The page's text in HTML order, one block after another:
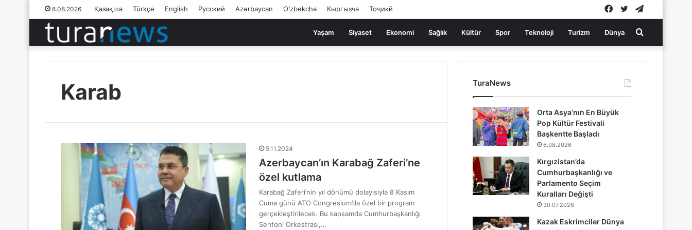
8.08.2026 Қазақша Türkçe English Русский Azərbaycan Oʻzbekcha Кыргызча Тоҷикӣ Twitter
Facebook
Yaşam Siyaset Ekonomi Sağlık Kültür Spor Teknoloji Turizm Dünya Arama
yap
Karab
5.11.2024
Azerbaycan’ın Karabağ Zaferi’ne
özel kutlama
Karabağ Zaferi’nin yıl dönümü dolayısıyla 8 Kasım
Cuma günü ATO Congresium’da özel bir program
gerçekleştirilecek. Bu kapsamda Cumhurbaşkanlığı
Senfoni Orkestrası,…
TuraNews
Orta Asya’nın En Büyük
Pop Kültür Festivali
Başkentte Başladı
6.08.2026
Kırgızistan’da
Cumhurbaşkanlığı ve
Parlamento Seçim
Kuralları Değişti
30.07.2026
Kazak Eskrimciler Dünya